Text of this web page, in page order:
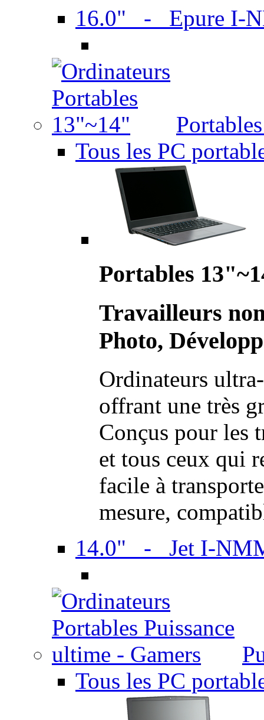
16.0" - Epure I-
Tous les PC
Portables
Travailleurs
Photo,
Ordinateurs
offrant une très
Conçus pour les
et tous ceux qui
facile à
mesure,
14.0" - Jet I-
Tous les PC